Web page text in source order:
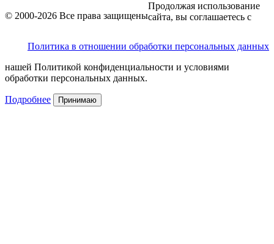
© 2000-2026 Все права защищены
Политика в отношении обработки персональных данных
Продолжая использование
сайта, вы соглашаетесь с
нашей Политикой конфиденциальности и условиями
обработки персональных данных.
Подробнее Принимаю